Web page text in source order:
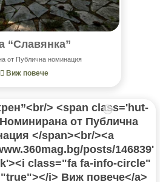
“Славянка”
от Публична номинация
Виж повече